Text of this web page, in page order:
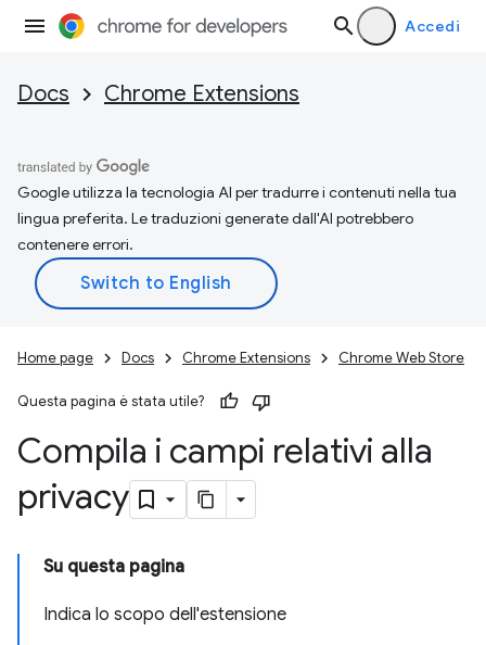
Accedi
Docs Chrome Extensions
Google utilizza la tecnologia AI per tradurre i contenuti nella tua
lingua preferita. Le traduzioni generate dall'AI potrebbero
contenere errori.
Home page Docs Chrome Extensions Chrome Web Store
Questa pagina è stata utile?
Compila i campi relativi alla
privacy
Su questa pagina
Indica lo scopo dell'estensione